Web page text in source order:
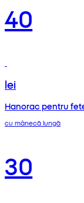
40
lei
Hanorac pentru
cu mânecă lungă
30